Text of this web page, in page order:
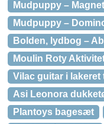
Mudpuppy –
Mudpuppy –
Bolden, lydbog –
Moulin Roty
Vilac guitar i
Asi Leonora
Plantoys bagesæt